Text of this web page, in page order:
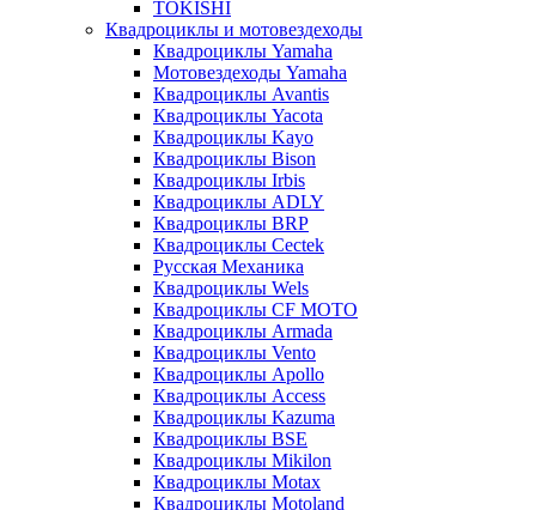
TOKISHI
Квадроциклы и мотовездеходы
Квадроциклы Yamaha
Мотовездеходы Yamaha
Квадроциклы Avantis
Квадроциклы Yacota
Квадроциклы Kayo
Квадроциклы Bison
Квадроциклы Irbis
Квадроциклы ADLY
Квадроциклы BRP
Квадроциклы Cectek
Русская Механика
Квадроциклы Wels
Квадроциклы CF MOTO
Квадроциклы Armada
Квадроциклы Vento
Квадроциклы Apollo
Квадроциклы Access
Квадроциклы Kazuma
Квадроциклы BSE
Квадроциклы Mikilon
Квадроциклы Motax
Квадроциклы Motoland